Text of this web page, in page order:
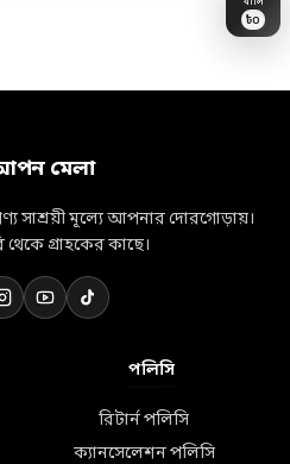
মেলা
সাশ্রয়ী মূল্যে আপনার দোরগোড়ায়।
থেকে গ্রাহকের কাছে।
পলিসি
রিটার্ন পলিসি
ক্যানসেলেশন পলিসি
৳0